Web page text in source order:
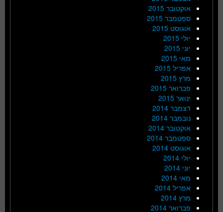
אוקטובר 2015
ספטמבר 2015
אוגוסט 2015
יולי 2015
יוני 2015
מאי 2015
אפריל 2015
מרץ 2015
פברואר 2015
ינואר 2015
דצמבר 2014
נובמבר 2014
אוקטובר 2014
ספטמבר 2014
אוגוסט 2014
יולי 2014
יוני 2014
מאי 2014
אפריל 2014
מרץ 2014
פברואר 2014